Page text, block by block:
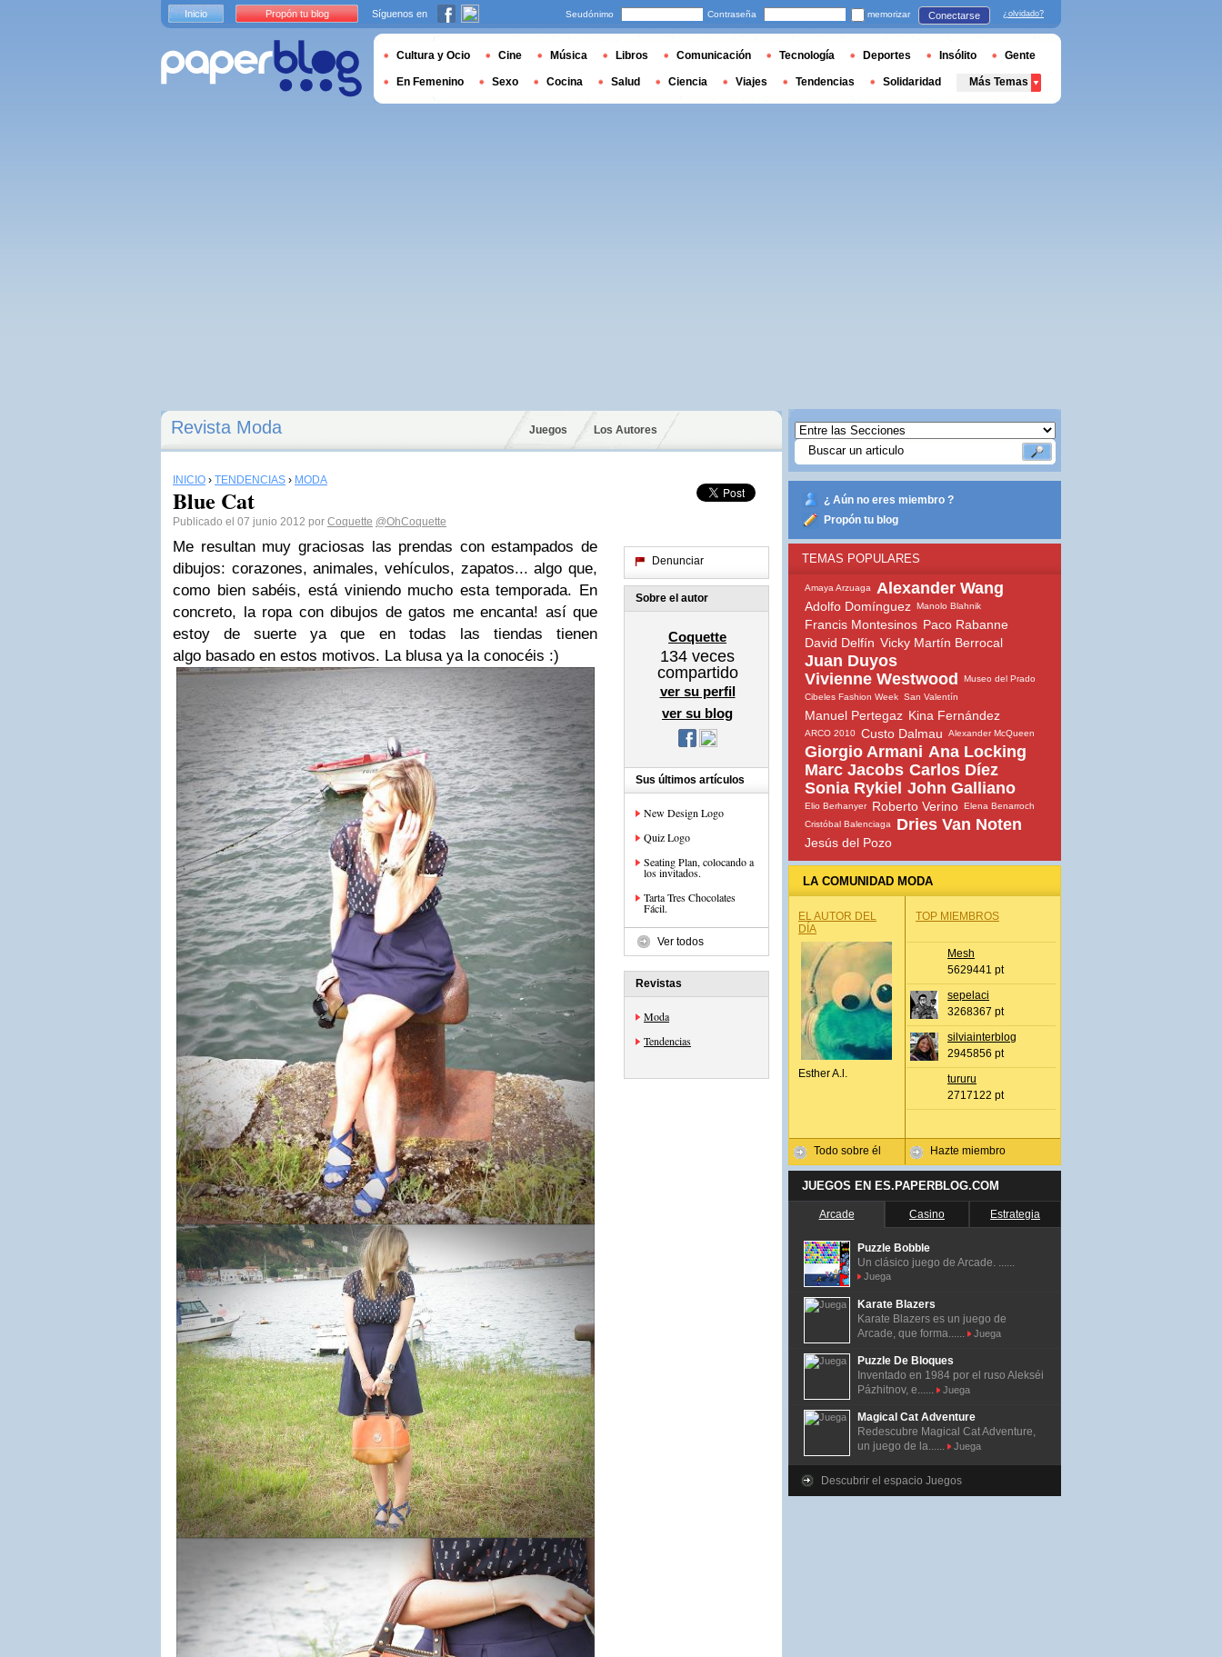
Revista Moda Juegos Los Autores
INICIO › TENDENCIAS › MODA
Blue Cat
Publicado el 07 junio 2012 por Coquette @OhCoquette
Me resultan muy graciosas las prendas conestampados de
dibujos: corazones, animales, vehículos, zapatos... algo que,
como bien sabéis, está viniendo mucho esta temporada. En
concreto, la ropa con dibujos de gatos me encanta! así que
estoy de suerte ya que en todas las tiendas tienen
algo basado en estos motivos. La blusa ya la conocéis :)
Denunciar
Sobre el autor
Coquette
134 veces
compartido
ver su perfil
ver su blog
Sus últimos artículos
New Design Logo
Quiz Logo
Seating Plan, colocando a
los invitados.
Tarta Tres Chocolates
Fácil.
Ver todos
Revistas
Moda
Tendencias
¿ Aún no eres miembro ?
Propón tu blog
TEMAS POPULARES
Amaya Arzuaga Alexander Wang
Adolfo Domínguez Manolo Blahnik
Francis Montesinos Paco Rabanne
David Delfín Vicky Martín Berrocal
Juan Duyos
Vivienne Westwood
Museo del Prado
Cibeles Fashion Week San Valentín
Manuel Pertegaz Kina Fernández
ARCO 2010 Custo Dalmau Alexander McQueen
Giorgio Armani Ana Locking
Marc Jacobs Carlos Díez
Sonia Rykiel John Galliano
Elio Berhanyer Roberto Verino Elena Benarroch
Cristóbal Balenciaga
Dries Van Noten
Jesús del Pozo
LA COMUNIDAD MODA
EL AUTOR DEL
DÍA
Esther A.l.
Todo sobre él
TOP MIEMBROS
Mesh
5629441 pt
sepelaci
3268367 pt
silviainterblog
2945856 pt
tururu
2717122 pt
Hazte miembro
JUEGOS EN ES.PAPERBLOG.COM
Arcade Casino Estrategia
Puzzle Bobble
Un clásico juego de Arcade. ......
Juega
Karate Blazers
Karate Blazers es un juego de
Arcade, que forma......
Juega
Puzzle De Bloques
Inventado en 1984 por el ruso Alekséi
Pázhitnov, e......
Juega
Magical Cat Adventure
Redescubre Magical Cat Adventure,
un juego de la......
Juega
Descubrir el espacio Juegos
Inicio Propón tu blog Síguenos en Seudónimo Contraseña memorizar Conectarse ¿olvidado?
Cultura y Ocio Cine Música Libros Comunicación Tecnología Deportes Insólito Gente
En Femenino Sexo Cocina Salud Ciencia Viajes Tendencias Solidaridad Más Temas